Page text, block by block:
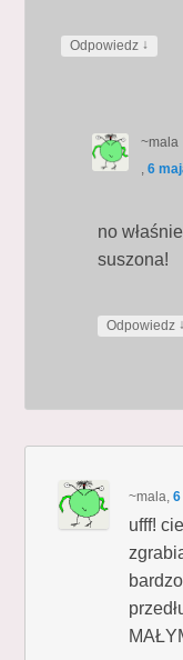
Odpowiedz ↓
~mala
, 6
no
suszona!
Odpowiedz ↓
~mala,
ufff!